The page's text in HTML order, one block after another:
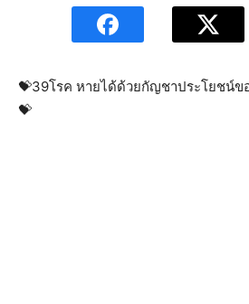
💝39โรค หายได้ด้วยกัญชาประโยชน์
💝